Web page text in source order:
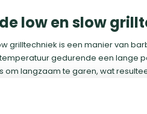
low en slow
grilltechniek is een manier van
gedurende een lange
om langzaam te garen, wat
Het is een techniek die veel geduld